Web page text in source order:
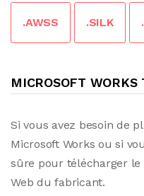
.AWSS .SILK
MICROSOFT WORKS
Si vous avez besoin de
Microsoft Works ou si
sûre pour télécharger
Web du fabricant.